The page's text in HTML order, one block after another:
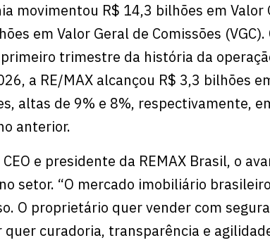
movimentou R$ 14,3 bilhões em Valor
em Valor Geral de Comissões
trimestre da história da
a RE/MAX alcançou R$ 3,3 bilhões
altas de 9% e 8%, respectivamente,
anterior.
e presidente da REMAX Brasil, o
setor. “O mercado imobiliário
O proprietário quer vender com
curadoria, transparência e